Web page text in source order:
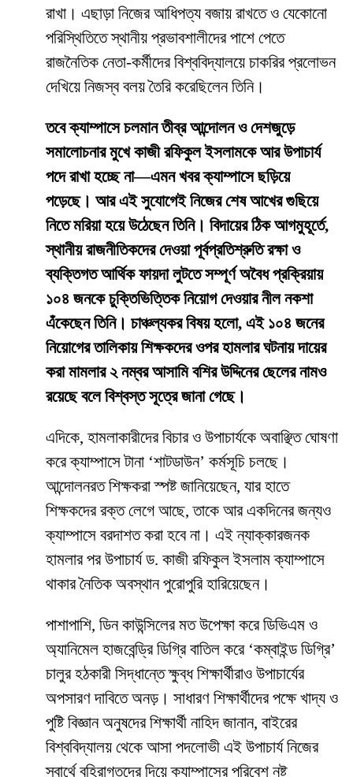
রাখা। এছাড়া নিজের আধিপত্য বজায় রাখতে ও যেকোনো
পরিস্থিতিতে স্থানীয় প্রভাবশালীদের পাশে পেতে
রাজনৈতিক নেতা-কর্মীদের বিশ্ববিদ্যালয়ে চাকরির প্রলোভন
দেখিয়ে নিজস্ব বলয় তৈরি করেছিলেন তিনি।
তবে ক্যাম্পাসে চলমান তীব্র আন্দোলন ও দেশজুড়ে
সমালোচনার মুখে কাজী রফিকুল ইসলামকে আর উপাচার্য
পদে রাখা হচ্ছে না—এমন খবর ক্যাম্পাসে ছড়িয়ে
পড়েছে। আর এই সুযোগেই নিজের শেষ আখের গুছিয়ে
নিতে মরিয়া হয়ে উঠেছেন তিনি। বিদায়ের ঠিক আগমুহূর্তে,
স্থানীয় রাজনীতিকদের দেওয়া পূর্বপ্রতিশ্রুতি রক্ষা ও
ব্যক্তিগত আর্থিক ফায়দা লুটতে সম্পূর্ণ অবৈধ প্রক্রিয়ায়
১০৪ জনকে চুক্তিভিত্তিক নিয়োগ দেওয়ার নীল নকশা
এঁকেছেন তিনি। চাঞ্চল্যকর বিষয় হলো, এই ১০৪ জনের
নিয়োগের তালিকায় শিক্ষকদের ওপর হামলার ঘটনায় দায়ের
করা মামলার ২ নম্বর আসামি বশির উদ্দিনের ছেলের নামও
রয়েছে বলে বিশ্বস্ত সূত্রে জানা গেছে।
​এদিকে, হামলাকারীদের বিচার ও উপাচার্যকে অবাঞ্ছিত ঘোষণা
করে ক্যাম্পাসে টানা ‘শাটডাউন’ কর্মসূচি চলছে।
আন্দোলনরত শিক্ষকরা স্পষ্ট জানিয়েছেন, যার হাতে
শিক্ষকদের রক্ত লেগে আছে, তাকে আর একদিনের জন্যও
ক্যাম্পাসে বরদাশত করা হবে না। এই ন্যাক্কারজনক
হামলার পর উপাচার্য ড. কাজী রফিকুল ইসলাম ক্যাম্পাসে
থাকার নৈতিক অবস্থান পুরোপুরি হারিয়েছেন।
​পাশাপাশি, ডিন কাউন্সিলের মত উপেক্ষা করে ডিভিএম ও
অ্যানিমেল হাজবেন্ড্রি ডিগ্রি বাতিল করে ‘কম্বাইন্ড ডিগ্রি’
চালুর হঠকারী সিদ্ধান্তে ক্ষুব্ধ শিক্ষার্থীরাও উপাচার্যের
অপসারণ দাবিতে অনড়। সাধারণ শিক্ষার্থীদের পক্ষে খাদ্য ও
পুষ্টি বিজ্ঞান অনুষদের শিক্ষার্থী নাহিদ জানান, বাইরের
বিশ্ববিদ্যালয় থেকে আসা পদলোভী এই উপাচার্য নিজের
স্বার্থে বহিরাগতদের দিয়ে ক্যাম্পাসের পরিবেশ নষ্ট